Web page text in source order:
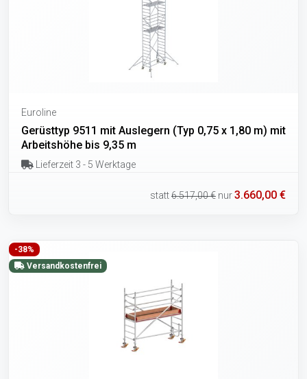
Euroline
Gerüsttyp 9511 mit Auslegern (Typ 0,75 x 1,80 m) mit
Arbeitshöhe bis 9,35 m
Lieferzeit 3 - 5 Werktage
statt6.517,00 € nur3.660,00 €
-38%
Versandkostenfrei